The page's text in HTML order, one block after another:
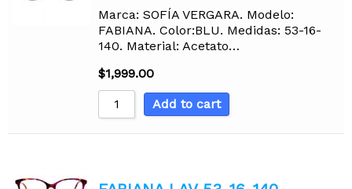
Marca: SOFÍA VERGARA. Modelo:
FABIANA. Color:BLU. Medidas: 53-16-
140. Material: Acetato…
$1,999.00
Add to cart